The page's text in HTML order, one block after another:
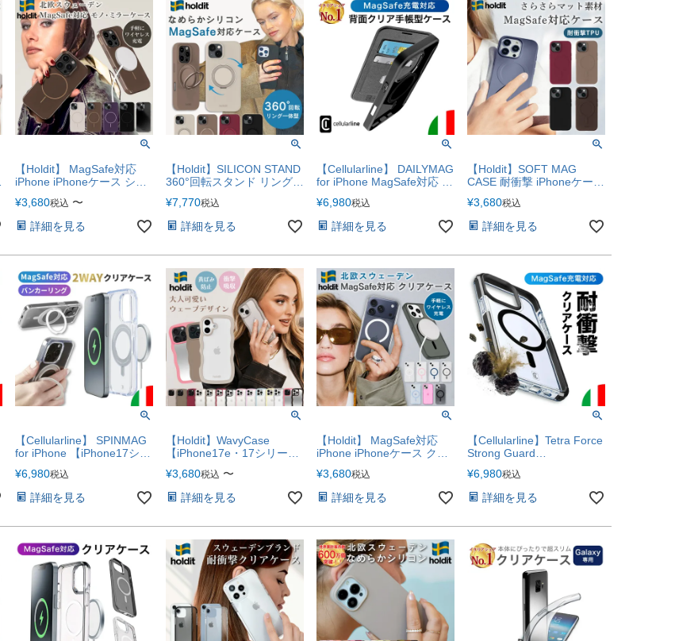
【Holdit】 MagSafe対応
iPhone iPhoneケース シン
ケース MagSafe対応ケース
iPhone17e iPhone17
iPhone17Pro iPhoneAir
¥3,680税込 〜
詳細を見る
【Holdit】SILICON STAND
360°回転スタンド リング付
応】
¥7,770税込
詳細を見る
【Cellularline】 DAILYMAG
for iPhone MagSafe対応 手
iPhone17 iPhone17Pro
iPhone17ProMaxス
iPhone16 iPhone16Pro
ア 手帳型 ケース クリアケ
ース MagSafe 【iPhone17
シリーズ対応】
¥6,980税込
詳細を見る
【Holdit】SOFT MAG
CASE 耐衝撃 iPhoneケース
応】
¥3,680税込
詳細を見る
【Cellularline】 SPINMAG
for iPhone 【iPhone17シリ
¥6,980税込
詳細を見る
【Holdit】WavyCase
【iPhone17e・17シリーズ
¥3,680税込 〜
詳細を見る
【Holdit】 MagSafe対応
iPhone iPhoneケース クリ
ース iPhone17e iPhone17
iPhone17Pro iPhoneAir
iPhone17ProMax
¥3,680税込
詳細を見る
【Cellularline】Tetra Force
Strong Guard
応】
¥6,980税込
詳細を見る